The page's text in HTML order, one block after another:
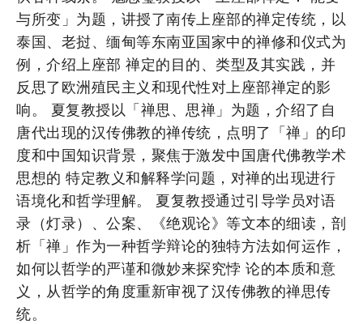
与所变」为题，讲授了南传上座部的禅定传统，以
泰国、老挝、缅甸等东南亚国家中的禅修和仪式为
例，介绍上座部 禅定的目的、类型及其实践，并
反思了欧洲殖民主义和现代性对上座部禅定的影
响。 夏复教授以「禅思、思禅」为题，介绍了自
唐代出现的汉传佛教的禅传统，点明了「禅」的印
度和中国知识背景，聚焦于激发中国唐代佛教学术
思想的 特定教义和解释学问题，对禅的出现进行
语境化和哲学理解。 夏复教授通过引导学员对语
录（灯录）、公案、《绝观论》等文本的细读，剖
析「禅」作为一种哲学辩论的独特方法如何运作，
如何以哲学的严谨和微妙来探究悖 论的本质和意
义，从哲学的角度重新审视了汉传佛教的禅思传
统。